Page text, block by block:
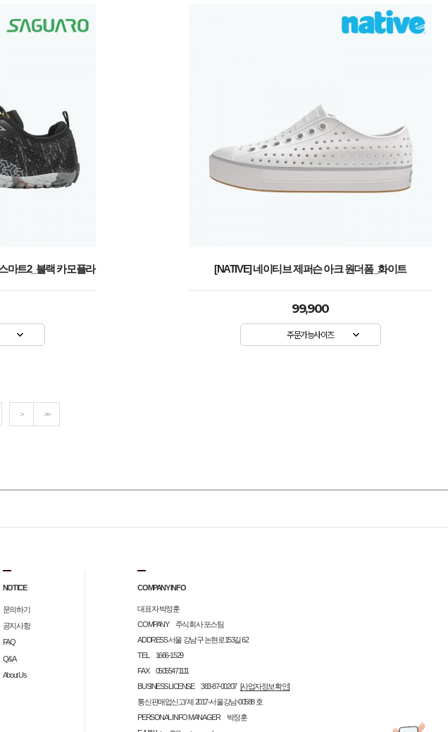
마트2_블랙 카모플라
[NATIVE] 네이티브 제퍼슨 아크 원더폼_화이트
99,900
주문가능사이즈
> >>
NOTICE
문의하기
공지사항
FAQ
Q&A
About Us
COMPANY INFO
대표자 박정훈
COMPANY 주식회사 포스팀
ADDRESS 서울 강남구 논현로153길 62
TEL 1666-1529
FAX 05055471111
BUSINESS LICENSE 383-87-00207 [사업자정보확인]
통신판매업신고/ 제 2017-서울강남-00588 호
PERSONAL INFO MANAGER 박정훈